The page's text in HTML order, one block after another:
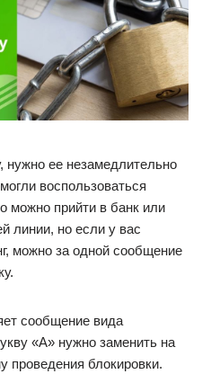
нужно ее незамедлительно
воспользоваться
можно прийти в банк или
линии, но если у вас
можно за одной сообщение
сообщение вида
«А» нужно заменить на
проведения блокировки.